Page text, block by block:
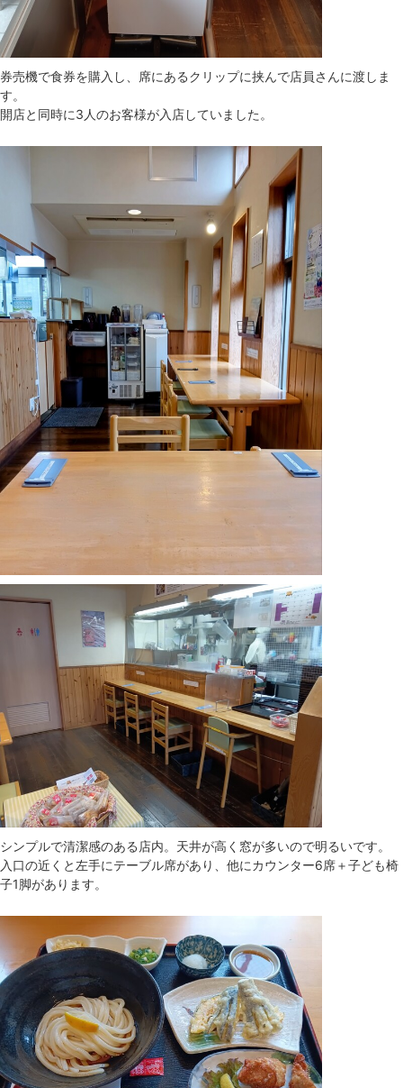
券売機で食券を購入し、席にあるクリップに挟んで店員さんに渡しま
す。
開店と同時に3人のお客様が入店していました。
シンプルで清潔感のある店内。天井が高く窓が多いので明るいです。
入口の近くと左手にテーブル席があり、他にカウンター6席＋子ども椅
子1脚があります。